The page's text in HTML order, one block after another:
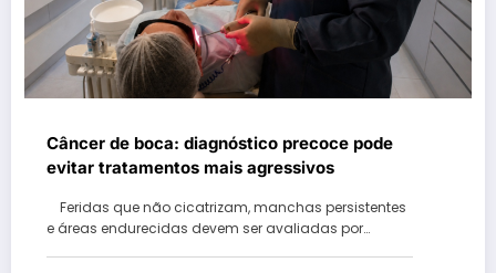
Câncer de boca: diagnóstico precoce pode
evitar tratamentos mais agressivos
Feridas que não cicatrizam, manchas persistentes
e áreas endurecidas devem ser avaliadas por…